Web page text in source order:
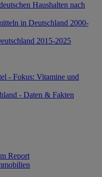
Haushalten nach
in Deutschland 2000-
2015-2025
- Fokus: Vitamine und
- Daten & Fakten
Report